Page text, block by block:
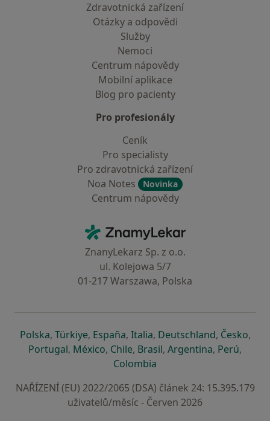
Zdravotnická zařízení
Otázky a odpovědi
Služby
Nemoci
Centrum nápovědy
Mobilní aplikace
Blog pro pacienty
Pro profesionály
Ceník
Pro specialisty
Pro zdravotnická zařízení
Noa Notes
Novinka
Centrum nápovědy
ZnamyLekar - Hlavní stránka
ZnanyLekarz Sp. z o.o.
ul. Kolejowa 5/7
01-217 Warszawa, Polska
Polskase otevře v nové záložce
, Türkiyese otevře v nové záložce
, Españase otevře v nové záložce
, Italiase otevře v nové záložce
, Deutschlandse otevře v
, Českose
,
Portugalse otevře v nové záložce
, Méxicose otevře v nové záložce
, Chilese otevře v nové záložce
, Brasilse otevře v nové
, Argentinase otevře v
, Perúse
,
Colombia
NAŘÍZENÍ (EU) 2022/2065 (DSA) článek 24: 15.395.179
uživatelů/měsíc - Červen 2026